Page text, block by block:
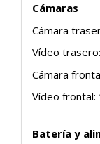
Cámaras
Cámara
Vídeo
Cámara
Vídeo
Batería y